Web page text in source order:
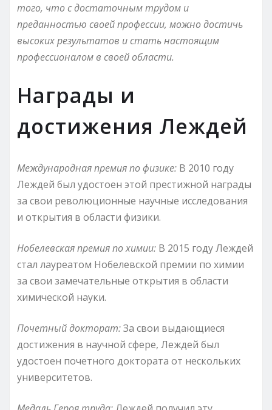
того, что с достаточным трудом и
преданностью своей профессии, можно достичь
высоких результатов и стать настоящим
профессионалом в своей области.
Награды и
достижения Леждей
Международная премия по физике: В 2010 году
Леждей был удостоен этой престижной награды
за свои революционные научные исследования
и открытия в области физики.
Нобелевская премия по химии: В 2015 году Леждей
стал лауреатом Нобелевской премии по химии
за свои замечательные открытия в области
химической науки.
Почетный докторат:За свои выдающиеся
достижения в научной сфере, Леждей был
удостоен почетного доктората от нескольких
университетов.